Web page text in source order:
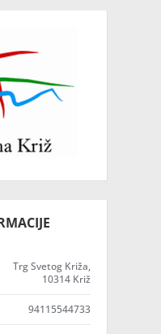
Trg Svetog Križa,
10314 Križ
94115544733